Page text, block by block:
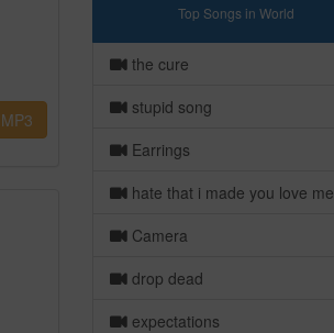
Top Songs in World
the cure
stupid song
Earrings
hate that i made you love me
Camera
drop dead
expectations